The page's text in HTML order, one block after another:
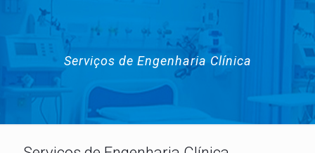
Serviços de Engenharia Clínica